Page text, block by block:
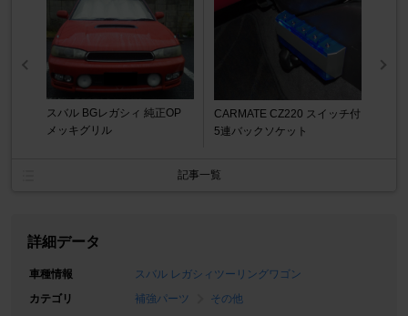
スバル BGレガシィ 純正OP
メッキグリル
CARMATE CZ220 スイッチ付
5連バックソケット
記事一覧
詳細データ
車種情報
スバル レガシィツーリングワゴン
カテゴリ
補強パーツ
その他